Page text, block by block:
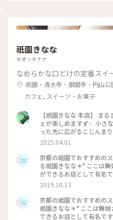
祇園きなな
ギオンキナナ
なめらかな口どけの定番スイ
祇園・清水寺・銀閣寺・円山公
カフェ, スイーツ・お菓子
【祇園きなな 本店】 ま
ェが楽しめます🍹✨ 小さ
った先に広がるこじんま
パフェはきなこや抹茶、
ラミスの入ったイタリア
アイスの食べ比べやふわ
ッシュのようなフードメ
名探偵コナンで取り上げられました✨ #京
園 #本店 #人気店 #聖地
2025.04.01
京都の祗園でおすすめの
る祗園きなな＊° ここは
ができるお店として有名
黒豆を使用したきなこの
ほうじ茶付)なんと添加物
濃厚なのに甘すぎず、口
京都にきたらまた立ち寄り
都#おすすめ#スイーツ#
2019.10.13
京都の祗園でおすすめの
祗園きなな＊° ここは舞
できるお店として有名で